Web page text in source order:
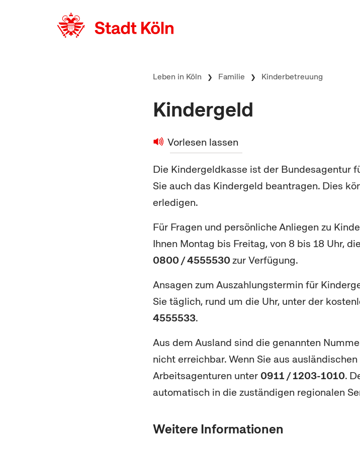
Leben in Köln Familie Kinderbetreuung
Kindergeld
Vorlesen lassen
Die Kindergeldkasse ist der Bundesagentur
Sie auch das Kindergeld beantragen. Dies
erledigen.
Für Fragen und persönliche Anliegen zu
Ihnen Montag bis Freitag, von 8 bis 18 Uhr,
0800 / 4555530zur Verfügung.
Ansagen zum Auszahlungstermin für
Sie täglich, rund um die Uhr, unter der
4555533.
Aus dem Ausland sind die genannten
nicht erreichbar. Wenn Sie aus
Arbeitsagenturen unter 0911 / 1203-1010.
automatisch in die zuständigen regionalen
Weitere Informationen